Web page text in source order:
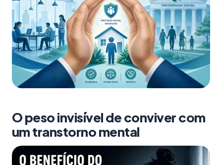
O peso invisível de conviver com
um transtorno mental